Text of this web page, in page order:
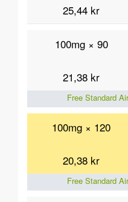
25,44 kr
100mg × 90
21,38 kr
Free Standard
100mg × 120
20,38 kr
Free Standard